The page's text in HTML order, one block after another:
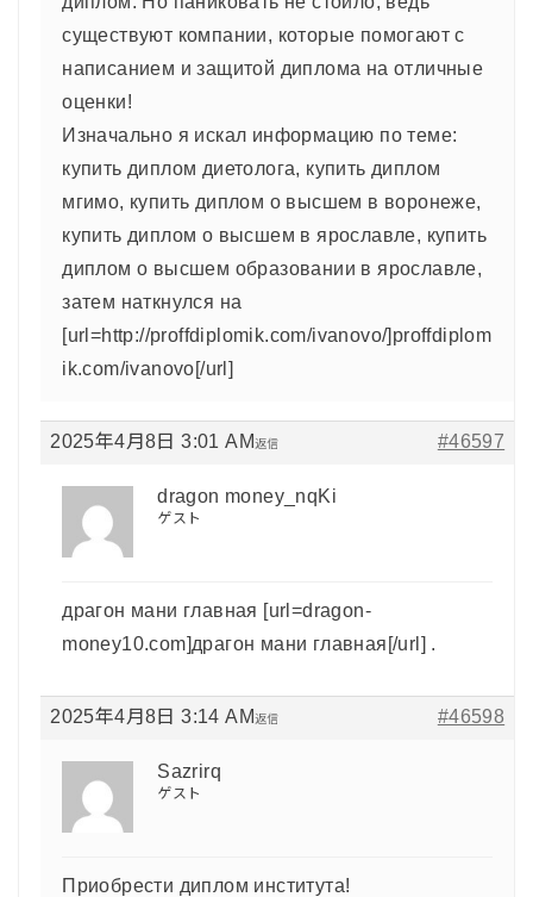
существуют компании, которые помогают с
написанием и защитой диплома на отличные
оценки!
Изначально я искал информацию по теме:
купить диплом диетолога, купить диплом
мгимо, купить диплом о высшем в воронеже,
купить диплом о высшем в ярославле, купить
диплом о высшем образовании в ярославле,
затем наткнулся на
[url=http://proffdiplomik.com/ivanovo/]proffdiplom
ik.com/ivanovo[/url]
2025年4月8日 3:01 AM #46597
返信
dragon money_nqKi
ゲスト
драгон мани главная [url=dragon-
money10.com]драгон мани главная[/url] .
2025年4月8日 3:14 AM #46598
返信
Sazrirq
ゲスト
Приобрести диплом института!